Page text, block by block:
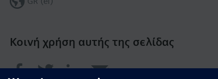
Κοινή χρήση αυτής της σελίδας